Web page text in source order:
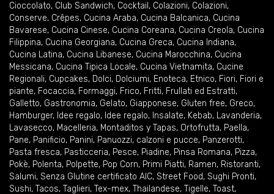
Cioccolato, Club Sandwich, Cocktail , Colazioni, Colazioni,
Conserve, Crêpes, Cucina Araba, Cucina Balcanica, Cucina
Bavarese, Cucina Cinese, Cucina Coreana, Cucina Creola, Cucina
Filippina, Cucina Georgiana, Cucina Greca, Cucina Indiana,
Cucina Latina, Cucina Libanese, Cucina Marocchina, Cucina
Messicana, Cucina Tipica Locale, Cucina Vietnamita, Cucine
Regionali, Cupcakes, Dolci, Dolciumi, Enoteca, Etnico, Fiori, Fiori e
piante, Focaccia, Formaggi, Frico, Fritti, Frullati ed Estratti,
Galletto, Gastronomia, Gelato, Giapponese, Gluten free, Greco,
Hamburger, Idee regalo, Idee regalo, Insalate, Kebab, Lavanderia,
Lavasecco, Macelleria, Montaditos y Tapas, Ortofrutta, Paella,
Pane, Panificio, Panini, Panuozzi, calzoni e pucce, Panzerotti,
Pasta fresca, Pasticceria, Pesce, Piadine, Pinsa Romana, Pizza,
Pokè, Polenta, Polpette, Pop Corn, Primi Piatti, Ramen, Ristoranti,
Salumi, Senza Glutine certificato AIC, Street Food, Sughi Pronti,
Sushi, Tacos, Taglieri, Tex-mex, Thailandese, Tigelle, Toast,